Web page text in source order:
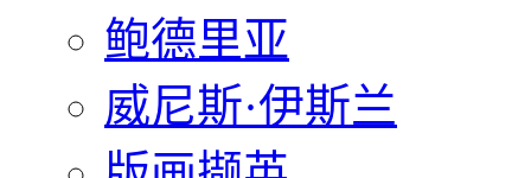
鲍德里亚
威尼斯·伊斯兰